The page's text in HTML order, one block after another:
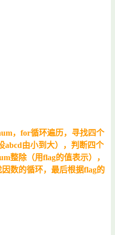
，for循环遍历，寻找四个
abcd由小到大），判断四个
整除（用flag的值表示），
数的循环，最后根据flag的